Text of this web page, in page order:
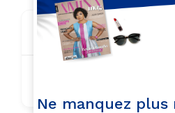
Contact Info
Ne manquez plus